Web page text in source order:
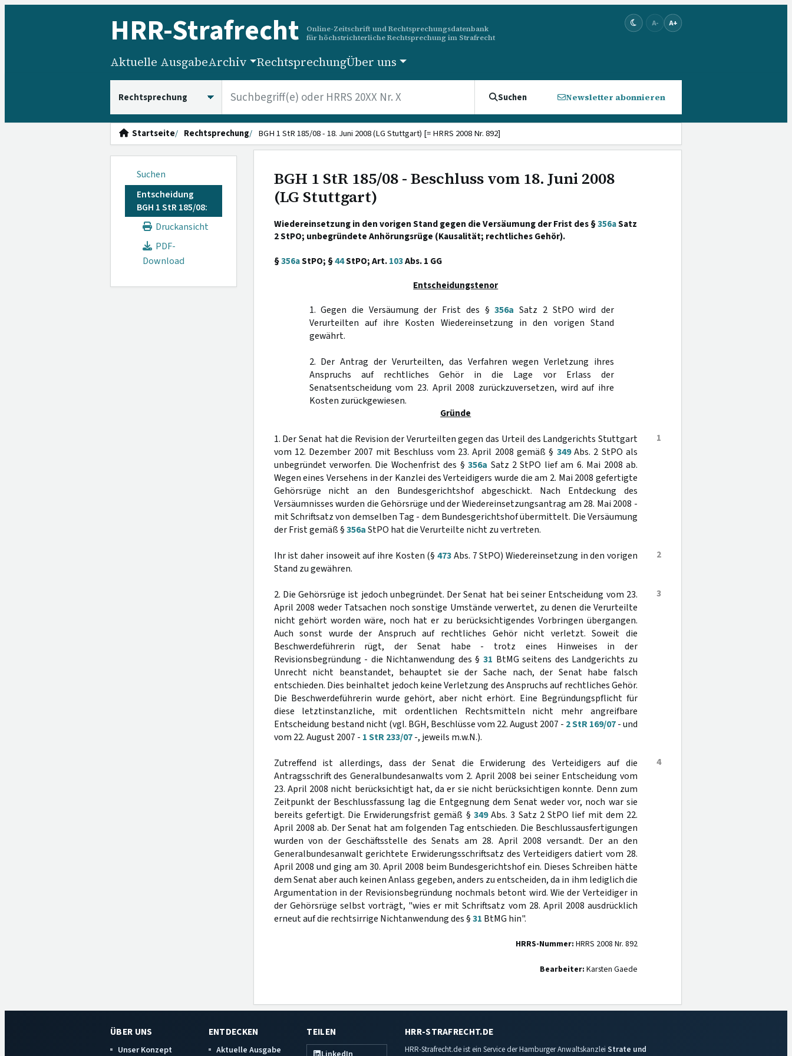
HRR-Strafrecht
Online-Zeitschrift und Rechtsprechungsdatenbank
für höchstrichterliche Rechtsprechung im Strafrecht
A- A+
Aktuelle AusgabeArchiv RechtsprechungÜber uns
Suchen Newsletter abonnieren
Startseite Rechtsprechung BGH 1 StR 185/08 - 18. Juni 2008 (LG Stuttgart) [= HRRS 2008 Nr. 892]
Suchen
Entscheidung
BGH 1 StR 185/08:
Druckansicht
PDF-
Download
BGH 1 StR 185/08 - Beschluss vom 18. Juni 2008
(LG Stuttgart)
Wiedereinsetzung in den vorigen Stand gegen die Versäumung der Frist des §356aSatz
2 StPO; unbegründete Anhörungsrüge (Kausalität; rechtliches Gehör).
§356aStPO; §44StPO; Art.103Abs. 1 GG
Entscheidungstenor
1. Gegen die Versäumung der Frist des §356a Satz 2 StPO wird der
Verurteilten auf ihre Kosten Wiedereinsetzung in den vorigen Stand
gewährt.
2. Der Antrag der Verurteilten, das Verfahren wegen Verletzung ihres
Anspruchs auf rechtliches Gehör in die Lage vor Erlass der
Senatsentscheidung vom 23. April 2008 zurückzuversetzen, wird auf ihre
Kosten zurückgewiesen.
Gründe
1
1. Der Senat hat die Revision der Verurteilten gegen das Urteil des Landgerichts Stuttgart
vom 12. Dezember 2007 mit Beschluss vom 23. April 2008 gemäß § 349Abs. 2 StPO als
unbegründet verworfen. Die Wochenfrist des §356a Satz 2 StPO lief am 6. Mai 2008 ab.
Wegen eines Versehens in der Kanzlei des Verteidigers wurde die am 2. Mai 2008 gefertigte
Gehörsrüge nicht an den Bundesgerichtshof abgeschickt. Nach Entdeckung des
Versäumnisses wurden die Gehörsrüge und der Wiedereinsetzungsantrag am 28. Mai 2008 -
mit Schriftsatz von demselben Tag - dem Bundesgerichtshof übermittelt. Die Versäumung
der Frist gemäß §356aStPO hat die Verurteilte nicht zu vertreten.
2
Ihr ist daher insoweit auf ihre Kosten (§473Abs. 7 StPO) Wiedereinsetzung in den vorigen
Stand zu gewähren.
3
2. Die Gehörsrüge ist jedoch unbegründet. Der Senat hat bei seiner Entscheidung vom 23.
April 2008 weder Tatsachen noch sonstige Umstände verwertet, zu denen die Verurteilte
nicht gehört worden wäre, noch hat er zu berücksichtigendes Vorbringen übergangen.
Auch sonst wurde der Anspruch auf rechtliches Gehör nicht verletzt. Soweit die
Beschwerdeführerin rügt, der Senat habe - trotz eines Hinweises in der
Revisionsbegründung - die Nichtanwendung des §31 BtMG seitens des Landgerichts zu
Unrecht nicht beanstandet, behauptet sie der Sache nach, der Senat habe falsch
entschieden. Dies beinhaltet jedoch keine Verletzung des Anspruchs auf rechtliches Gehör.
Die Beschwerdeführerin wurde gehört, aber nicht erhört. Eine Begründungspflicht für
diese letztinstanzliche, mit ordentlichen Rechtsmitteln nicht mehr angreifbare
Entscheidung bestand nicht (vgl. BGH, Beschlüsse vom 22. August 2007 - 2 StR 169/07- und
vom 22. August 2007 - 1 StR 233/07-, jeweils m.w.N.).
4
Zutreffend ist allerdings, dass der Senat die Erwiderung des Verteidigers auf die
Antragsschrift des Generalbundesanwalts vom 2. April 2008 bei seiner Entscheidung vom
23. April 2008 nicht berücksichtigt hat, da er sie nicht berücksichtigen konnte. Denn zum
Zeitpunkt der Beschlussfassung lag die Entgegnung dem Senat weder vor, noch war sie
bereits gefertigt. Die Erwiderungsfrist gemäß § 349Abs. 3 Satz 2 StPO lief mit dem 22.
April 2008 ab. Der Senat hat am folgenden Tag entschieden. Die Beschlussausfertigungen
wurden von der Geschäftsstelle des Senats am 28. April 2008 versandt. Der an den
Generalbundesanwalt gerichtete Erwiderungsschriftsatz des Verteidigers datiert vom 28.
April 2008 und ging am 30. April 2008 beim Bundesgerichtshof ein. Dieses Schreiben hätte
dem Senat aber auch keinen Anlass gegeben, anders zu entscheiden, da in ihm lediglich die
Argumentation in der Revisionsbegründung nochmals betont wird. Wie der Verteidiger in
der Gehörsrüge selbst vorträgt, "wies er mit Schriftsatz vom 28. April 2008 ausdrücklich
erneut auf die rechtsirrige Nichtanwendung des §31 BtMG hin".
HRRS-Nummer: HRRS 2008 Nr. 892
Bearbeiter: Karsten Gaede
ÜBER UNS
Unser Konzept
ENTDECKEN
Aktuelle Ausgabe
TEILEN HRR-STRAFRECHT.DE
HRR-Strafrecht.de ist ein Service der Hamburger Anwaltskanzlei Strate und